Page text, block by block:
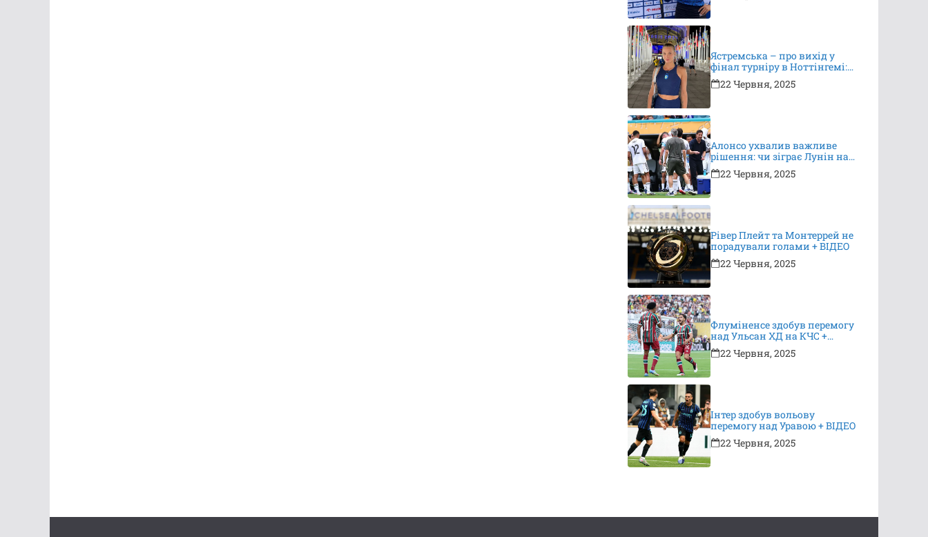
Ястремська – про вихід у
фінал турніру в Ноттінгемі:
це неймовірно, я дуже
вдячна за підтримку
22 Червня, 2025
Алонсо ухвалив важливе
рішення: чи зіграє Лунін на
КЧС?
22 Червня, 2025
Рівер Плейт та Монтеррей не
порадували голами + ВІДЕО
22 Червня, 2025
Флуміненсе здобув перемогу
над Ульсан ХД на КЧС +
ВІДЕО
22 Червня, 2025
Інтер здобув вольову
перемогу над Уравою + ВІДЕО
22 Червня, 2025